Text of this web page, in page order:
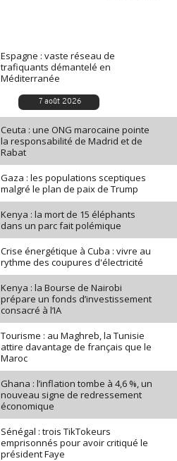
Espagne : vaste réseau de
trafiquants démantelé en
Méditerranée
7 août 2026
Ceuta : une ONG marocaine pointe
la responsabilité de Madrid et de
Rabat
Gaza : les populations sceptiques
malgré le plan de paix de Trump
Kenya : la mort de 15 éléphants
dans un parc fait polémique
Crise énergétique à Cuba : vivre au
rythme des coupures d'électricité
Kenya : la Bourse de Nairobi
prépare un fonds d’investissement
consacré à l’IA
Tourisme : au Maghreb, la Tunisie
attire davantage de français que le
Maroc
Ghana : l’inflation tombe à 4,6 %, un
nouveau signe de redressement
économique
Sénégal : trois TikTokeurs
emprisonnés pour avoir critiqué le
président Faye